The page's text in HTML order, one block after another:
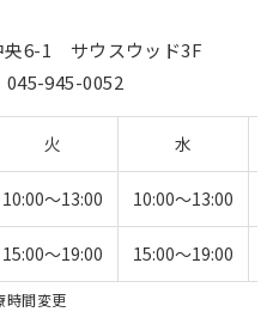
央6-1 サウスウッド3F
945-0052
火 水
10:00〜13:00 10:00〜13:00
15:00〜19:00 15:00〜19:00
間変更